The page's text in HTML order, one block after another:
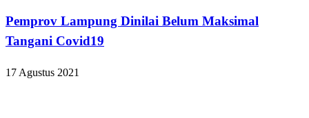
Pemprov Lampung Dinilai Belum Maksimal
Tangani Covid19
17 Agustus 2021